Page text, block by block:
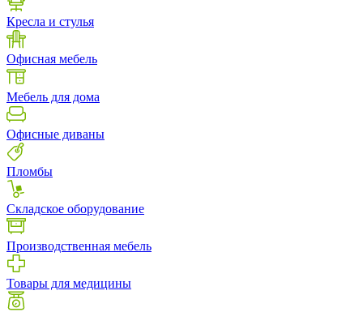
Кресла и стулья
Офисная мебель
Мебель для дома
Офисные диваны
Пломбы
Складское оборудование
Производственная мебель
Товары для медицины